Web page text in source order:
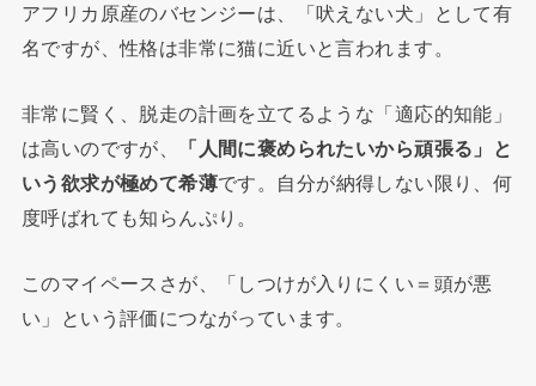
アフリカ原産のバセンジーは、「吠えない犬」として有
名ですが、性格は非常に猫に近いと言われます。
非常に賢く、脱走の計画を立てるような「適応的知能」
は高いのですが、
「人間に褒められたいから頑張る」と
いう欲求が極めて希薄です。自分が納得しない限り、何
度呼ばれても知らんぷり。
このマイペースさが、「しつけが入りにくい＝頭が悪
い」という評価につながっています。